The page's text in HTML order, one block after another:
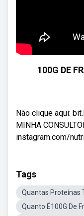
100G DE
Não clique aqui:
MINHA
instagram.com/
Tags
Quantas Proteínas
Quanto É100G De